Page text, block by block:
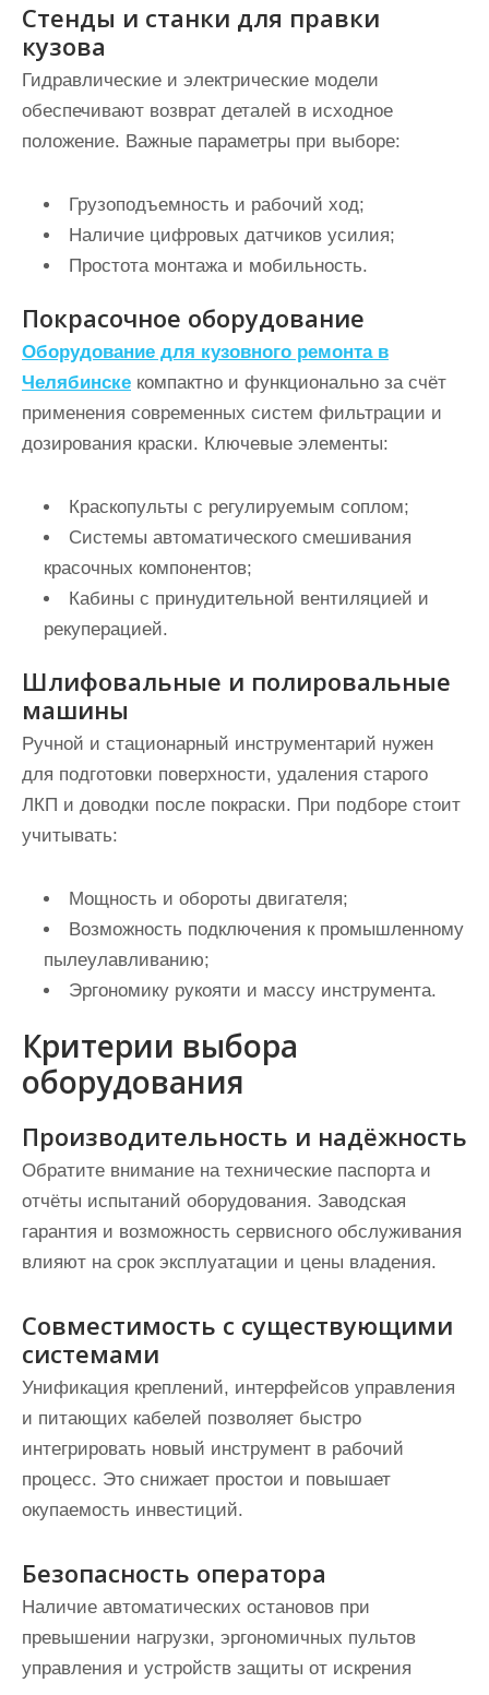
Стенды и станки для правки
кузова
Гидравлические и электрические модели
обеспечивают возврат деталей в исходное
положение. Важные параметры при выборе:
Грузоподъемность и рабочий ход;
Наличие цифровых датчиков усилия;
Простота монтажа и мобильность.
Покрасочное оборудование
Оборудование для кузовного ремонта в
Челябинске компактно и функционально за счёт
применения современных систем фильтрации и
дозирования краски. Ключевые элементы:
Краскопульты с регулируемым соплом;
Системы автоматического смешивания
красочных компонентов;
Кабины с принудительной вентиляцией и
рекуперацией.
Шлифовальные и полировальные
машины
Ручной и стационарный инструментарий нужен
для подготовки поверхности, удаления старого
ЛКП и доводки после покраски. При подборе стоит
учитывать:
Мощность и обороты двигателя;
Возможность подключения к промышленному
пылеулавливанию;
Эргономику рукояти и массу инструмента.
Критерии выбора
оборудования
Производительность и надёжность
Обратите внимание на технические паспорта и
отчёты испытаний оборудования. Заводская
гарантия и возможность сервисного обслуживания
влияют на срок эксплуатации и цены владения.
Совместимость с существующими
системами
Унификация креплений, интерфейсов управления
и питающих кабелей позволяет быстро
интегрировать новый инструмент в рабочий
процесс. Это снижает простои и повышает
окупаемость инвестиций.
Безопасность оператора
Наличие автоматических остановов при
превышении нагрузки, эргономичных пультов
управления и устройств защиты от искрения